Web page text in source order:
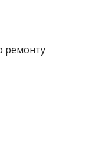
ремонту